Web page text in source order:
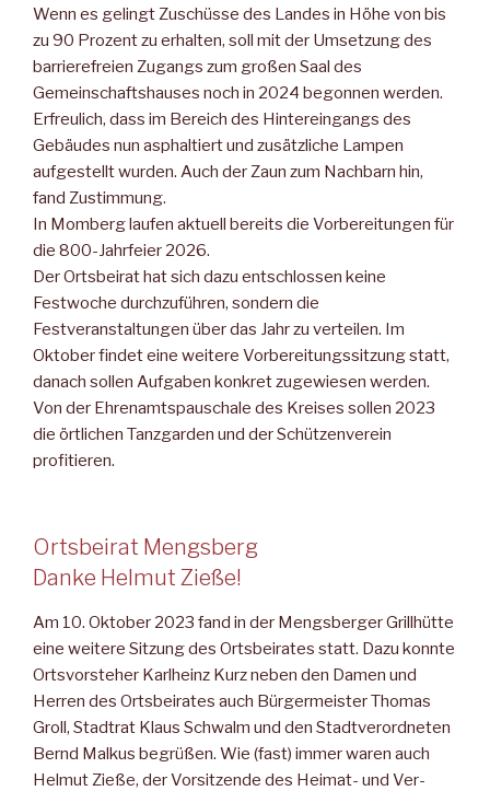
Wenn es gelingt Zuschüsse des Landes in Höhe von bis
zu 90 Pro­zent zu erhalten, soll mit der Umsetzung des
barrierefreien Zu­gangs zum großen Saal des
Gemeinschaftshauses noch in 2024 begonnen werden.
Erfreulich, dass im Bereich des Hintereingangs des
Gebäudes nun asphaltiert und zusätzliche Lampen
aufgestellt wurden. Auch der Zaun zum Nachbarn hin,
fand Zustimmung.
In Momberg laufen aktuell bereits die Vorbereitungen für
die 800-Jahrfeier 2026.
Der Ortsbeirat hat sich dazu entschlossen keine
Festwoche durch­zuführen, sondern die
Festveranstaltungen über das Jahr zu ver­teilen. Im
Oktober findet eine weitere Vorbereitungssitzung statt,
danach sollen Aufgaben konkret zugewiesen werden.
Von der Ehrenamtspauschale des Kreises sollen 2023
die örtli­chen Tanzgarden und der Schützenverein
profitieren.
Ortsbeirat Mengsberg
Danke Helmut Zieße!
Am 10. Oktober 2023 fand in der Mengsberger Grillhütte
eine weitere Sitzung des Ortsbeirates statt. Dazu konnte
Ortsvorsteher Karlheinz Kurz neben den Damen und
Herren des Ortsbeirates auch Bürgermeister Thomas
Groll, Stadtrat Klaus Schwalm und den Stadtverordneten
Bernd Malkus begrüßen. Wie (fast) immer waren auch
Helmut Zieße, der Vorsitzende des Heimat- und Ver­